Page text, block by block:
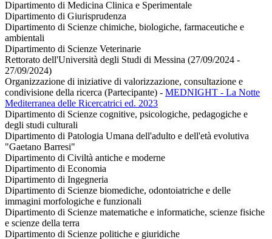
Dipartimento di Medicina Clinica e Sperimentale
Dipartimento di Giurisprudenza
Dipartimento di Scienze chimiche, biologiche, farmaceutiche e
ambientali
Dipartimento di Scienze Veterinarie
Rettorato dell'Università degli Studi di Messina (27/09/2024 -
27/09/2024)
Organizzazione di iniziative di valorizzazione, consultazione e
condivisione della ricerca (Partecipante) - MEDNIGHT - La Notte
Mediterranea delle Ricercatrici ed. 2023
Dipartimento di Scienze cognitive, psicologiche, pedagogiche e
degli studi culturali
Dipartimento di Patologia Umana dell'adulto e dell'età evolutiva
"Gaetano Barresi"
Dipartimento di Civiltà antiche e moderne
Dipartimento di Economia
Dipartimento di Ingegneria
Dipartimento di Scienze biomediche, odontoiatriche e delle
immagini morfologiche e funzionali
Dipartimento di Scienze matematiche e informatiche, scienze fisiche
e scienze della terra
Dipartimento di Scienze politiche e giuridiche